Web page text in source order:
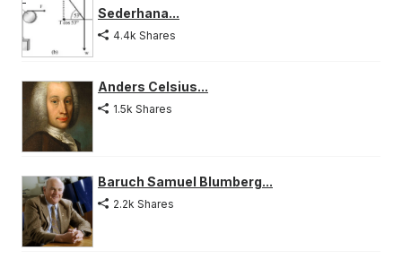
Sederhana...
4.4k Shares
Anders Celsius...
1.5k Shares
Baruch Samuel Blumberg...
2.2k Shares